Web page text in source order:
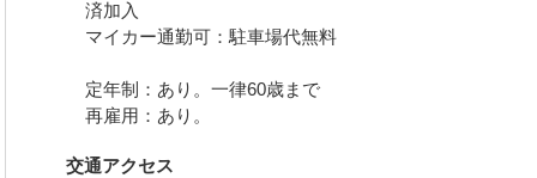
済加入
マイカー通勤可：駐車場代無料
定年制：あり。一律60歳まで
再雇用：あり。
交通アクセス